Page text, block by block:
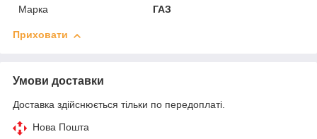
Марка
ГАЗ
Приховати
Умови доставки
Доставка здійснюється тільки по передоплаті.
Нова Пошта